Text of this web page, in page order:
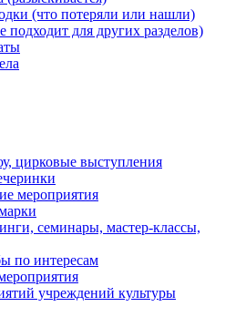
(что потеряли или нашли)
подходит для других разделов)
цирковые выступления
мероприятия
семинары, мастер-классы,
по интересам
учреждений культуры